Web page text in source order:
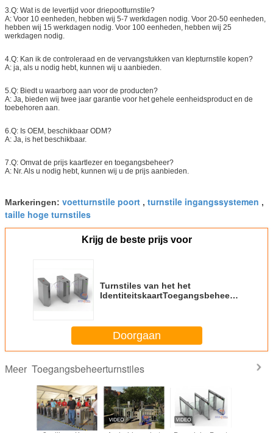
3.Q: Wat is de levertijd voor driepootturnstile?
A: Voor 10 eenheden, hebben wij 5-7 werkdagen nodig. Voor 20-50 eenheden,
hebben wij 15 werkdagen nodig. Voor 100 eenheden, hebben wij 25
werkdagen nodig.
4.Q: Kan ik de controleraad en de vervangstukken van klepturnstile kopen?
A: ja, als u nodig hebt, kunnen wij u aanbieden.
5.Q: Biedt u waarborg aan voor de producten?
A: Ja, bieden wij twee jaar garantie voor het gehele eenheidsproduct en de
toebehoren aan.
6.Q: Is OEM, beschikbaar ODM?
A: Ja, is het beschikbaar.
7.Q: Omvat de prijs kaartlezer en toegangsbeheer?
A: Nr. Als u nodig hebt, kunnen wij u de prijs aanbieden.
Markeringen: voetturnstile poort , turnstile ingangssystemen ,
taille hoge turnstiles
Krijg de beste prijs voor
Turnstiles van het het
IdentiteitskaartToegangsbeheer
Personen/Min
Doorgaan
Meer Toegangsbeheerturnstiles